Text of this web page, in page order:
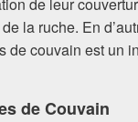
de leur
la ruche. En
de couvain est un
de Couvain